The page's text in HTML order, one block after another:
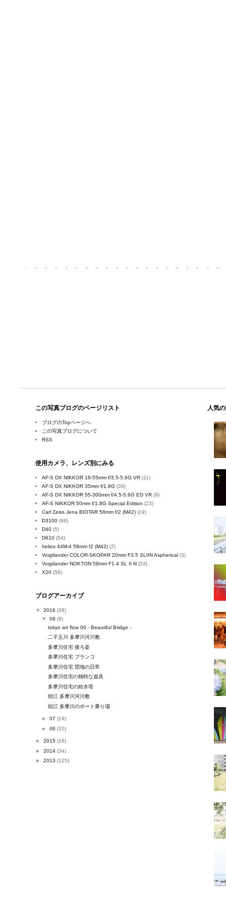
この写真ブログのページリスト
ブログのTopページへ
この写真ブログについて
RSS
使用カメラ、レンズ別にみる
AF-S DX NIKKOR 18-55mm f/3.5-5.6G VR (11)
AF-S DX NIKKOR 35mm f/1.8G (36)
AF-S DX NIKKOR 55-300mm f/4.5-5.6G ED VR (9)
AF-S NIKKOR 50mm f/1.8G Special Edition (23)
Carl Zeiss Jena BIOTAR 58mm f/2 (M42) (19)
D3100 (98)
D40 (5)
D610 (54)
helios 44M-4 58mm f2 (M42) (2)
Voigtlander COLOR-SKOPAR 20mm F3.5 SLIIN Aspherical (3)
Voigtlander NOKTON 58mm F1.4 SL II N (53)
X20 (56)
ブログアーカイブ
▼ 2016 (38)
▼ 08 (9)
tokyo art flow 00 - Beautiful Bridge -
二子玉川 多摩川河川敷
多摩川住宅 後ろ姿
多摩川住宅 ブランコ
多摩川住宅 団地の日常
多摩川住宅の独特な遊具
多摩川住宅の給水塔
狛江 多摩川河川敷
狛江 多摩川のボート乗り場
► 07 (19)
► 06 (10)
► 2015 (16)
► 2014 (34)
► 2013 (125)
人気